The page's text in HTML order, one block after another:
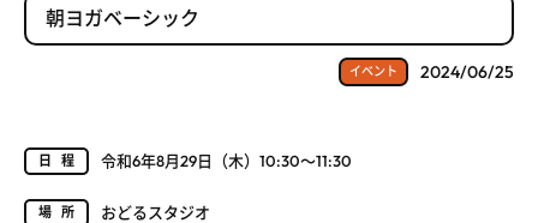
朝ヨガベーシック
イベント 2024/06/25
日程 令和6年8月29日（木）10:30～11:30
場所 おどるスタジオ